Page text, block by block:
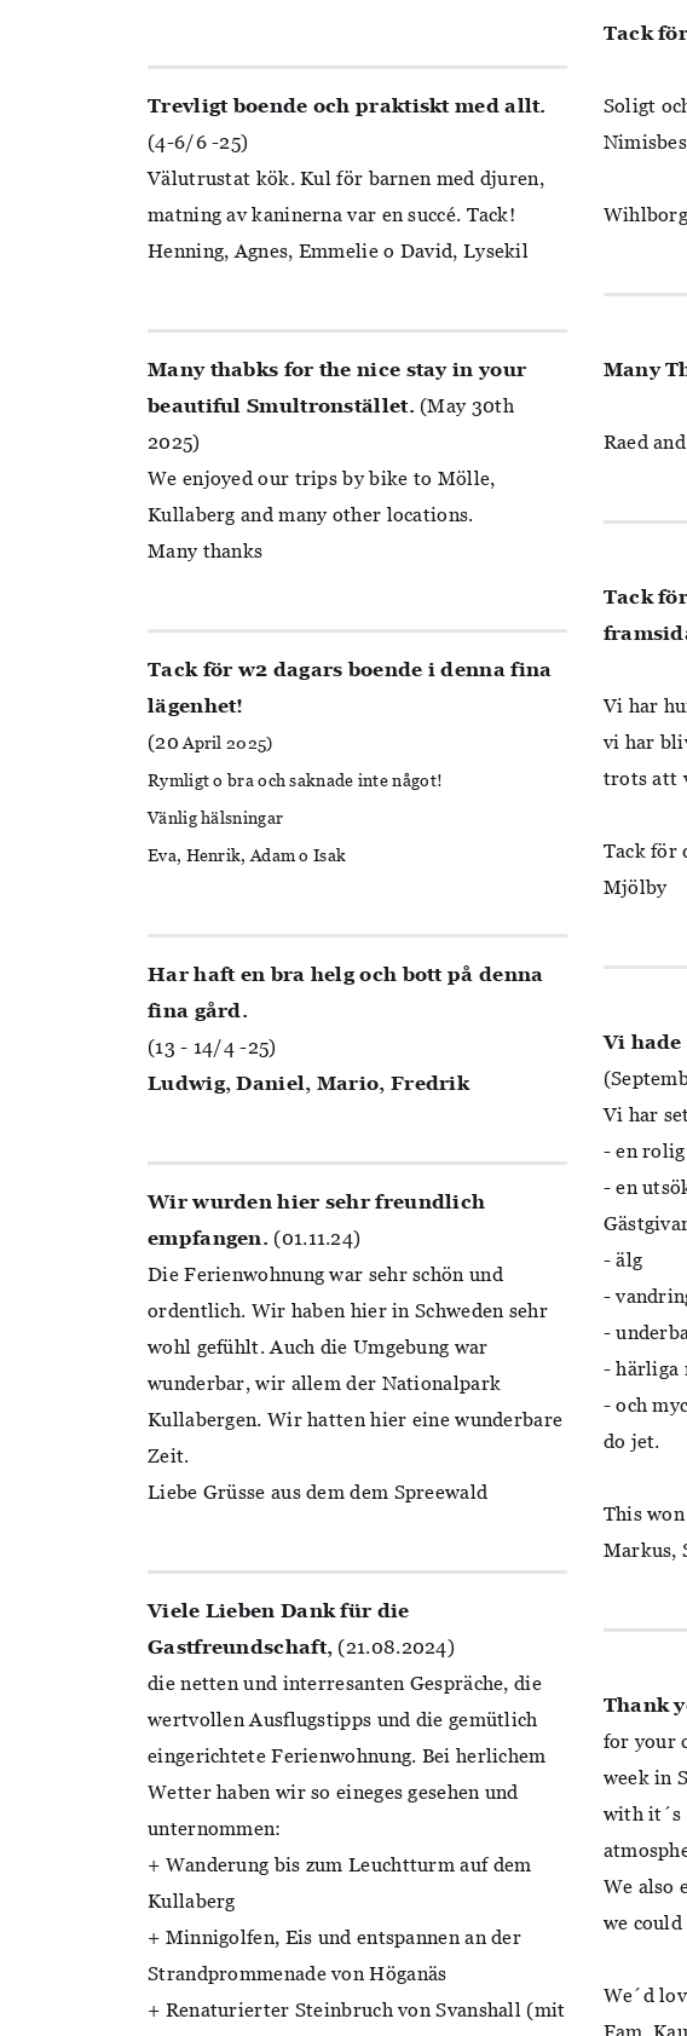
Trevligt boende och praktiskt med allt.
(4-6/6 -25)
Välutrustat kök. Kul för barnen med djuren,
matning av kaninerna var en succé. Tack!
Henning, Agnes, Emmelie o David, Lysekil
Many thabks for the nice stay in your
beautiful Smultronstället. (May 30th
2025)
We enjoyed our trips by bike to Mölle,
Kullaberg and many other locations.
Many thanks
Tack för w2 dagars boende i denna fina
lägenhet!
(20 April 2025)
Rymligt o bra och saknade inte något!
Vänlig hälsningar
Eva, Henrik, Adam o Isak
Har haft en bra helg och bott på denna
fina gård.
(13 - 14/4 -25)
Ludwig, Daniel, Mario, Fredrik
Wir wurden hier sehr freundlich
empfangen. (01.11.24)
Die Ferienwohnung war sehr schön und
ordentlich. Wir haben hier in Schweden sehr
wohl gefühlt. Auch die Umgebung war
wunderbar, wir allem der Nationalpark
Kullabergen. Wir hatten hier eine wunderbare
Zeit.
Liebe Grüsse aus dem dem Spreewald
Viele Lieben Dank für die
Gastfreundschaft, (21.08.2024)
die netten und interresanten Gespräche, die
wertvollen Ausflugstipps und die gemütlich
eingerichtete Ferienwohnung. Bei herlichem
Wetter haben wir so eineges gesehen und
unternommen:
+ Wanderung bis zum Leuchtturm auf dem
Kullaberg
+ Minnigolfen, Eis und entspannen an der
Strandprommenade von Höganäs
+ Renaturierter Steinbruch von Svanshall (mit
Tack
Soligt
Many
Raed
Tack
Vi har
vi har
trots att
Tack för
Mjölby
Vi
Vi har
- en
- en
- älg
-
-
- härliga
- och
do jet.
This
Markus,
Thank
for your
week in
with it´s
We also
we
We´d
Fam.